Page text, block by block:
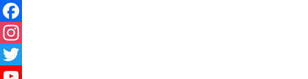
Facebook
Instagram
Twitter